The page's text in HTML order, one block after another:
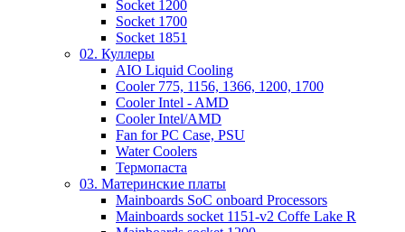
Socket 1200
Socket 1700
Socket 1851
02. Куллеры
AIO Liquid Cooling
Cooler 775, 1156, 1366, 1200, 1700
Cooler Intel - AMD
Cooler Intel/AMD
Fan for PC Case, PSU
Water Coolers
Термопаста
03. Материнские платы
Mainboards SoC onboard Processors
Mainboards socket 1151-v2 Coffe Lake R